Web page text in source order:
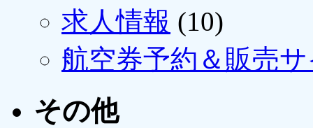
求人情報 (10)
航空券予約＆販売
その他